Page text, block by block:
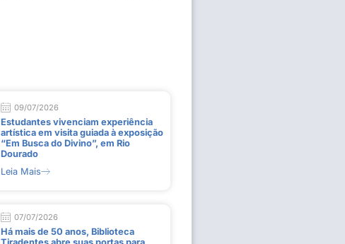
09/07/2026
Estudantes vivenciam experiência
artística em visita guiada à exposição
“Em Busca do Divino”, em Rio
Dourado
Leia Mais
07/07/2026
Há mais de 50 anos, Biblioteca